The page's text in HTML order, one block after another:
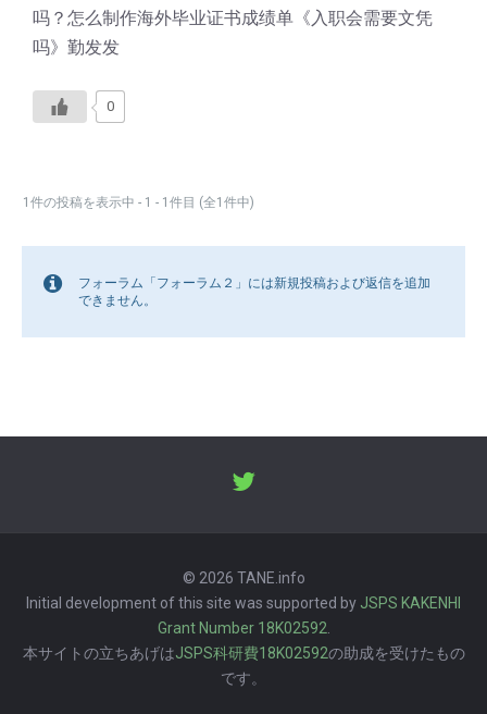
吗？怎么制作海外毕业证书成绩单《入职会需要文凭
吗》勤发发
0
1件の投稿を表示中 - 1 - 1件目 (全1件中)
フォーラム「フォーラム２」には新規投稿および返信を追加
できません。
© 2026 TANE.info
Initial development of this site was supported by JSPS KAKENHI
Grant Number 18K02592
本サイトの立ちあげはJSPS科研費18K02592の助成を受けたもの
です。